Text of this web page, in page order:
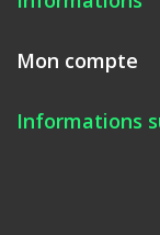
Mon compte
Informations